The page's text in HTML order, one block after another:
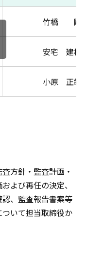
竹橋 剛
安宅 建樹
小原 正敏
方針・監査計画・
よび再任の決定、
、監査報告書案等
いて担当取締役か